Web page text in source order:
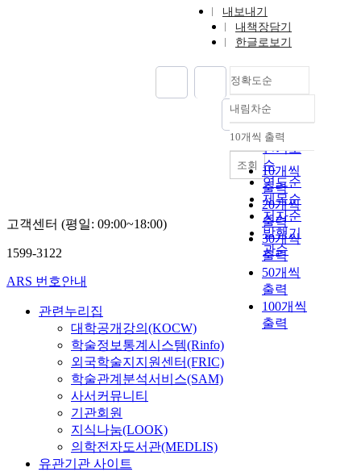
내보내기
내책장담기
한글로보기
정확도순
정확도
순
인기도
순
연도순
제목순
저자순
발행기
관순
내림차순
내림차순
10개씩 출력
10개씩
출력
20개씩
출력
30개씩
출력
50개씩
출력
100개씩
출력
조회
고객센터 (평일: 09:00~18:00)
1599-3122
ARS 번호안내
관련누리집
대학공개강의(KOCW)
학술정보통계시스템(Rinfo)
외국학술지지원센터(FRIC)
학술관계분석서비스(SAM)
사서커뮤니티
기관회원
지식나눔(LOOK)
의학전자도서관(MEDLIS)
유관기관 사이트